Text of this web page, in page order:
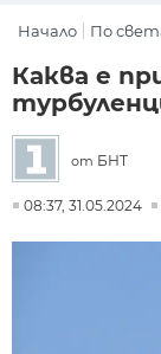
Начало По
Каква е
от БНТ
08:37, 31.05.2024